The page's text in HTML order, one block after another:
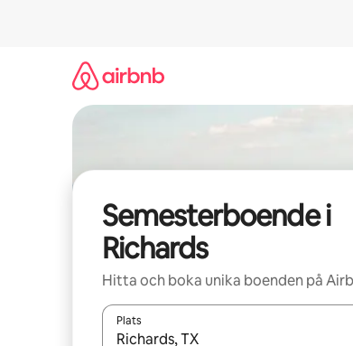
Semesterboende i
Richards
Hitta och boka unika boenden på
Plats
När resultaten är tillgängliga kan du